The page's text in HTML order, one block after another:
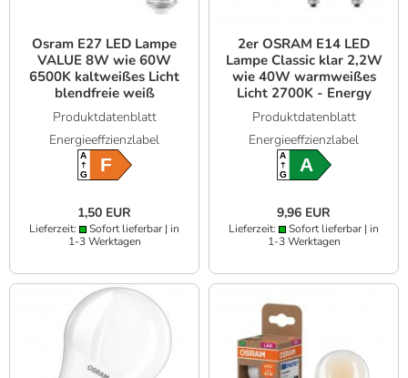
Osram E27 LED Lampe
VALUE 8W wie 60W
6500K kaltweißes Licht
blendfreie weiß
mattierte Glühbirne
Produktdatenblatt
Energieeffzienzlabel
A
GF
1,50 EUR
Lieferzeit:
Sofort lieferbar | in
1-3 Werktagen
2er OSRAM E14 LED
Lampe Classic klar 2,2W
wie 40W warmweißes
Licht 2700K - Energy
efficiency class A
Produktdatenblatt
Energieeffzienzlabel
A
GA
9,96 EUR
Lieferzeit:
Sofort lieferbar | in
1-3 Werktagen